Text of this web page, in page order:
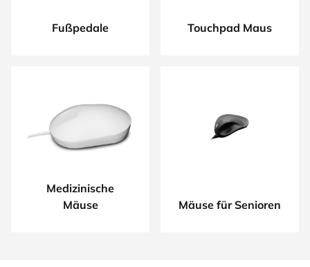
Fußpedale Touchpad Maus
Medizinische
Mäuse
Mäuse für Senioren